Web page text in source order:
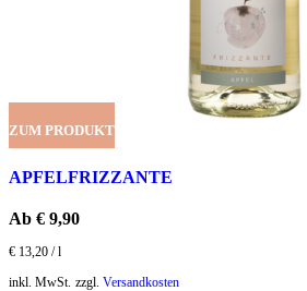
ZUM PRODUKT
APFELFRIZZANTE
Ab € 9,90
€ 13,20 /l
inkl. MwSt. zzgl. Versandkosten